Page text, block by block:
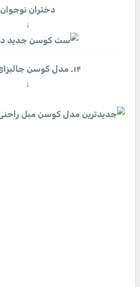
دختران نوجوان
↓
۱۴. مدل کوسن جالبز‌ای پلنگی
↓